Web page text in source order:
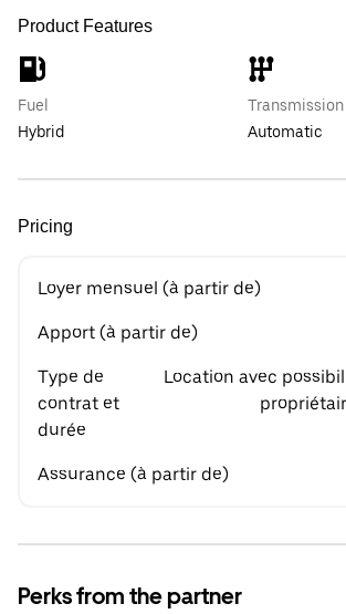
Product Features
Fuel
Hybrid
Transmission
Automatic
Pricing
Loyer mensuel (à partir de)
Apport (à partir de)
Type de
contrat et
durée
Location avec
Assurance (à partir de)
Perks from the partner